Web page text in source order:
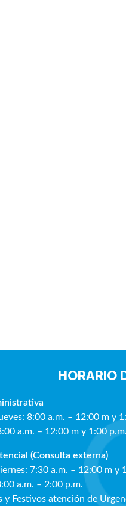
HORARIO
8:00 a.m. – 12:00 m y
a.m. – 12:00 m y 1:00
(Consulta externa)
7:30 a.m. – 12:00 m y
a.m. – 2:00 p.m.
y Festivos atención de